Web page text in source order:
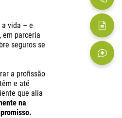
vida – e
em parceria
seguros se
a profissão
e até
que alia
na